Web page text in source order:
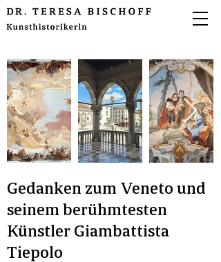
Gedanken zum Veneto und
seinem berühmtesten
Künstler Giambattista
Tiepolo